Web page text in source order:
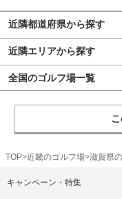
近隣都道府県から探す
近隣エリアから探す
全国のゴルフ場一覧
TOP 近畿のゴルフ場 滋賀県
キャンペーン・特集